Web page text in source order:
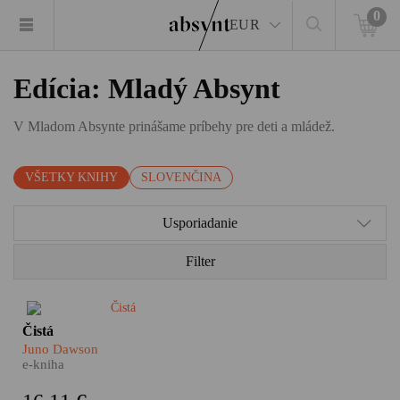
EUR
0
Edícia: Mladý Absynt
V Mladom Absynte prinášame príbehy pre deti a mládež.
VŠETKY KNIHY SLOVENČINA
Usporiadanie
Filter
Lexi Volkov je nechutne
hotelového impéria a nikdy sa
o nič nemusela starať. Jedného
Čistá
Juno Dawson
e-kniha